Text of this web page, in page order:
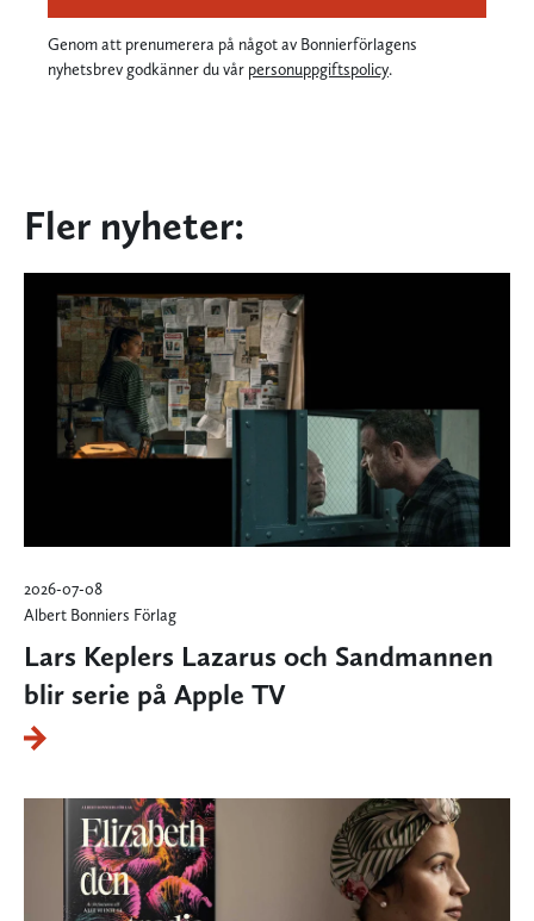
Genom att prenumerera på något av Bonnierförlagens
nyhetsbrev godkänner du vår personuppgiftspolicy.
Fler nyheter:
2026-07-08
Albert Bonniers Förlag
Lars Keplers Lazarus och Sandmannen
blir serie på Apple TV